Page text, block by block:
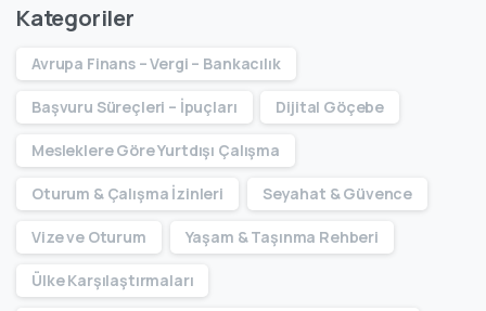
Kategoriler
Avrupa Finans – Vergi – Bankacılık
Başvuru Süreçleri – İpuçları Dijital Göçebe
Mesleklere Göre Yurtdışı Çalışma
Oturum & Çalışma İzinleri Seyahat & Güvence
Vize ve Oturum Yaşam & Taşınma Rehberi
Ülke Karşılaştırmaları